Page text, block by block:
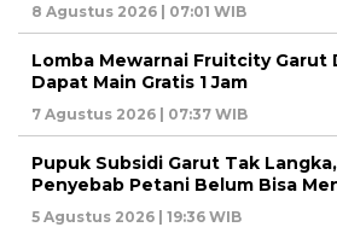
8 Agustus 2026 | 07:01 WIB
Lomba Mewarnai Fruitcity Garut
Dapat Main Gratis 1 Jam
7 Agustus 2026 | 07:37 WIB
Pupuk Subsidi Garut Tak
Penyebab Petani Belum Bisa
5 Agustus 2026 | 19:36 WIB